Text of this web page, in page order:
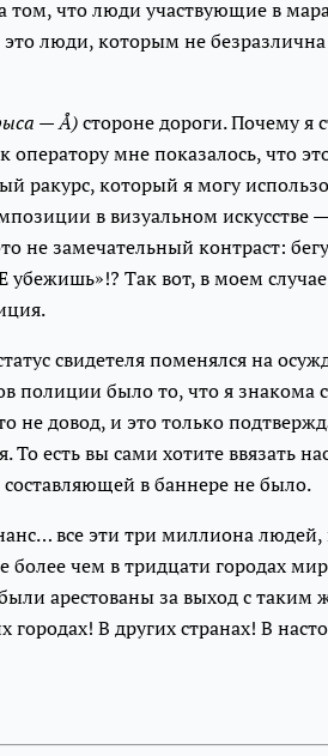
том, что люди участвующие в
люди, которым не
— Å)стороне дороги. Почему я
мне показалось, что
ракурс, который я могу
в визуальном искусстве —
не замечательный контраст:
Так вот, в моем случае
свидетеля поменялся на
полиции было то, что я знакома
не довод, и это только
есть вы сами хотите ввязать
в баннере не было.
все эти три миллиона
чем в тридцати городах
арестованы за выход с таким
городах! В других странах! В